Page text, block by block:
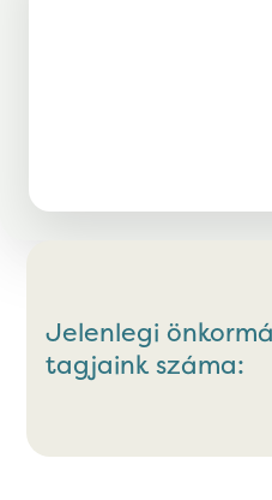
Jelenlegi
tagjaink száma: